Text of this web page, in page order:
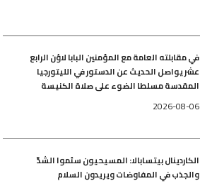
في مقابلته العامة مع المؤمنين البابا لاوُن الرابع
عشر يواصل الحديث عن الدستور في الليتورجيا
المقدسة مسلطا الضوء على صلاة الكنيسة
2026-08-06
الكاردينال بيتسابالا: المسيحيون سئموا الشدّ
والجذب في المفاوضات ويريدون السلام